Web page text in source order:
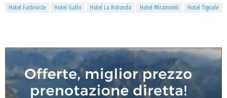
Hotel Forbisicle
Hotel Gallo Hotel La Rotonda Hotel Miramonti Hotel Tignale